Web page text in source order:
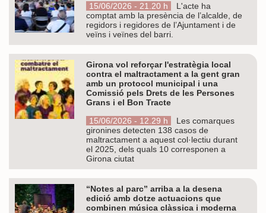
15/06/2026 - 21.20 h
L'acte ha
comptat amb la presència de l’alcalde, de
regidors i regidores de l’Ajuntament i de
veïns i veïnes del barri.
Girona vol reforçar l'estratègia local
contra el maltractament a la gent gran
amb un protocol municipal i una
Comissió pels Drets de les Persones
Grans i el Bon Tracte
15/06/2026 - 12.29 h
Les comarques
gironines detecten 138 casos de
maltractament a aquest col·lectiu durant
el 2025, dels quals 10 corresponen a
Girona ciutat
“Notes al parc” arriba a la desena
edició amb dotze actuacions que
combinen música clàssica i moderna